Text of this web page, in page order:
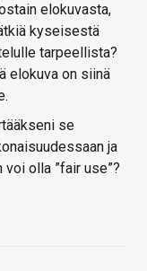
elokuvasta,
kyseisestä
tarpeellista?
elokuva on siinä
se
ja
olla ”fair use”?